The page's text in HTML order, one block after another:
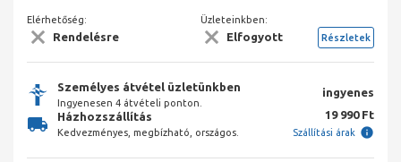
Elérhetőség:
Rendelésre
Üzleteinkben:
Elfogyott Részletek
Személyes átvétel üzletünkben
Ingyenesen 4 átvételi ponton.
ingyenes
Házhozszállítás
Kedvezményes, megbízható, országos.
19 990 Ft
Szállítási árak